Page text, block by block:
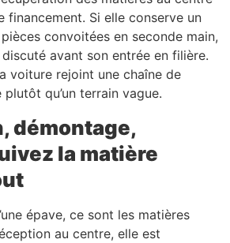
financement. Si elle conserve un
convoitées en seconde main,
avant son entrée en filière.
voiture rejoint une chaîne de
qu’un terrain vague.
démontage,
la matière
épave, ce sont les matières
au centre, elle est